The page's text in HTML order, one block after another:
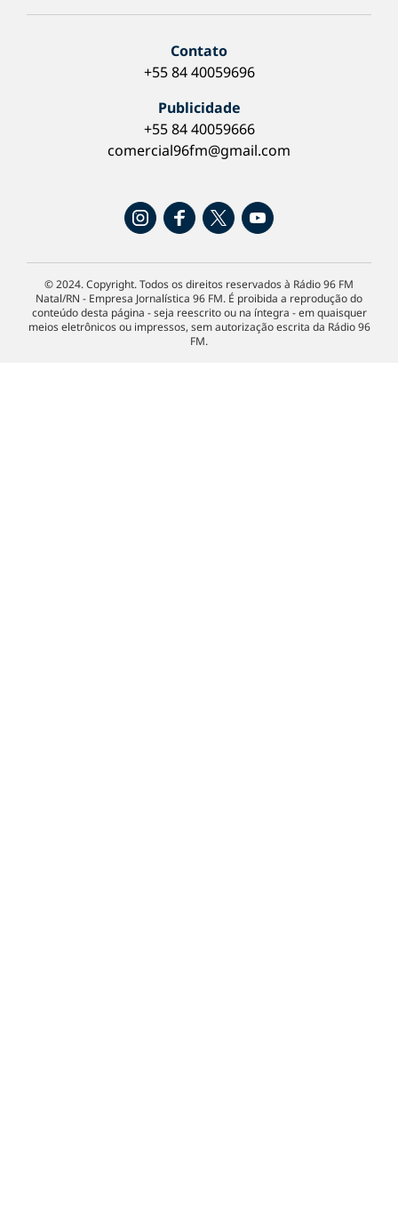
Contato
+55 84 40059696
Publicidade
+55 84 40059666
comercial96fm@gmail.com
© 2024. Copyright. Todos os direitos reservados à Rádio 96 FM
Natal/RN - Empresa Jornalística 96 FM. É proibida a reprodução do
conteúdo desta página - seja reescrito ou na íntegra - em quaisquer
meios eletrônicos ou impressos, sem autorização escrita da Rádio 96
FM.